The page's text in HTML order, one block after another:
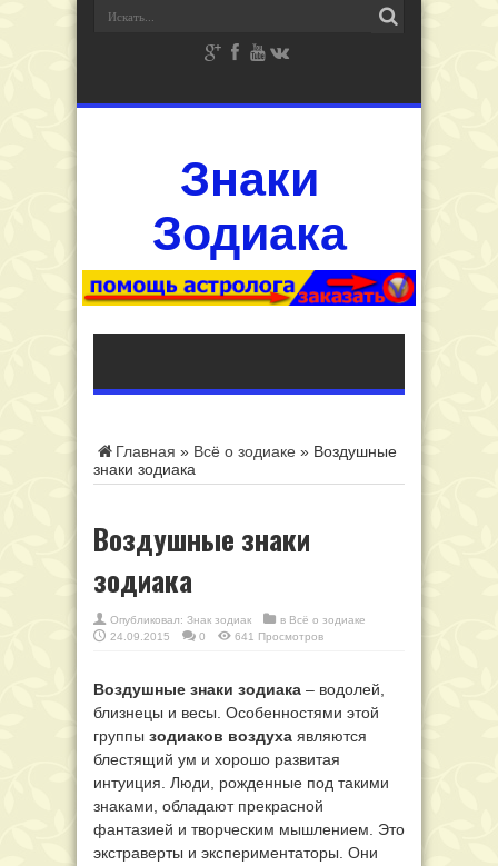
Знаки
Зодиака
Главная » Всё о зодиаке » Воздушные
знаки зодиака
Воздушные знаки
зодиака
Опубликовал: Знак зодиак в Всё о зодиаке
24.09.2015
0 641 Просмотров
Воздушные знаки зодиака – водолей,
близнецы и весы. Особенностями этой
группы зодиаков воздуха являются
блестящий ум и хорошо развитая
интуиция. Люди, рожденные под такими
знаками, обладают прекрасной
фантазией и творческим мышлением. Это
экстраверты и экспериментаторы. Они